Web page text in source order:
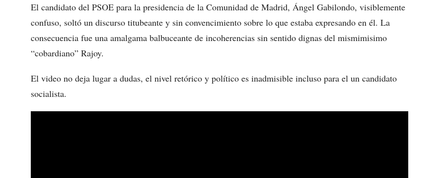
El candidato del PSOE para la presidencia de la Comunidad de Madrid, Ángel Gabilondo, visiblemente
confuso, soltó un discurso titubeante y sin convencimiento sobre lo que estaba expresando en él. La
consecuencia fue una amalgama balbuceante de incoherencias sin sentido dignas del mismimisimo
“cobardiano” Rajoy.
El video no deja lugar a dudas, el nivel retórico y político es inadmisible incluso para el un candidato
socialista.